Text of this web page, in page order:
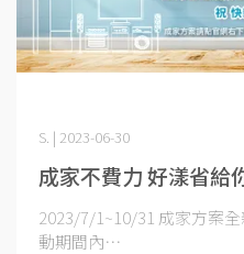
成家不費力 好漾省給
S. | 2023-06-30
2023/7/1~10/31 成家方案
動期間內⋯